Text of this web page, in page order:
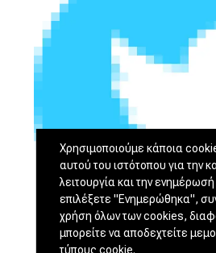
Χρησιμοποιούμε κάποια
αυτού του ιστότοπου για την
λειτουργία και την
επιλέξετε "Ενημερώθηκα",
χρήση όλων των cookies,
μπορείτε να αποδεχτείτε
τύπους cookie.